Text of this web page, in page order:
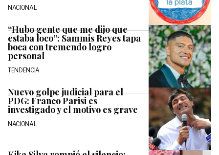
NACIONAL
“Hubo gente que me dijo que
estaba loco”: Sammis Reyes tapa
boca con tremendo logro
personal
TENDENCIA
Nuevo golpe judicial para el
PDG: Franco Parisi es
investigado y el motivo es grave
NACIONAL